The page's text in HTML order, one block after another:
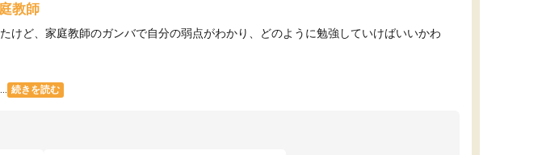
教師
ど、家庭教師のガンバで自分の弱点がわかり、どのように勉強していけばいいかわ
続きを読む